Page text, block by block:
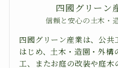
四國グリーン
信頼と安心の土木・
四國グリーン産業は、公共
はじめ、土木・造園・外構
工、またお庭の改装や庭